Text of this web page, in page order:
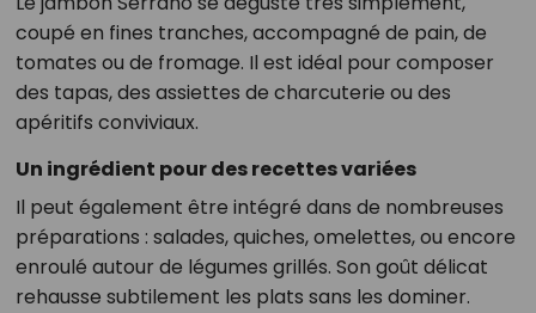
coupé en fines tranches, accompagné de pain, de
tomates ou de fromage. Il est idéal pour composer
des tapas, des assiettes de charcuterie ou des
apéritifs conviviaux.
Un ingrédient pour des recettes variées
Il peut également être intégré dans de nombreuses
préparations : salades, quiches, omelettes, ou encore
enroulé autour de légumes grillés. Son goût délicat
rehausse subtilement les plats sans les dominer.